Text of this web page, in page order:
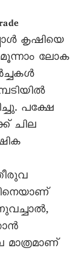
കൃഷിയെ
മൂന്നാം ലോക
പക്ഷേ
ചില
മാത്രമാണ്